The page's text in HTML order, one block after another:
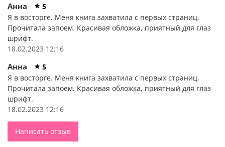
Аннали, вторая дочь герцога, знает, что находится в
опасности.
Встревоженная призрачными видениями, она
подозревает, что смерти ее сестер не были случайны.
заколдованный бал.
До восхода солнца они кружились в смертельном танце, а
потом их находили мертвыми.
Возможно, в гибели девушек виновен мрачный человек-
дракон, который правит балом? Аннали должна разгадать
его тайну, пока тьма не поглотила и ее.
Сможет ли дочь Соли избежать злого рока?
Анна
5
Я в восторге. Меня книга захватила с первых страниц.
Прочитала запоем. Красивая обложка, приятный для глаз
шрифт.
18.02.2023 12:16
Анна
5
Я в восторге. Меня книга захватила с первых страниц.
Прочитала запоем. Красивая обложка, приятный для глаз
шрифт.
18.02.2023 12:16
Написать отзыв